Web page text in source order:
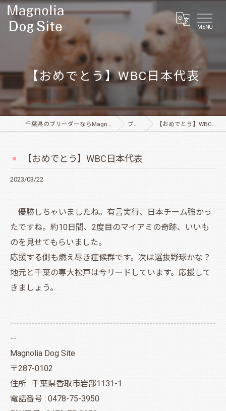
MENU
【おめでとう】WBC日本代表
千葉県のブリーダーならMagnolia Dog Site ブログ 【おめでとう】WBC日本代表
【おめでとう】WBC日本代表
2023/03/22
優勝しちゃいましたね。有言実行、日本チーム強かっ
たですね。約10日間、2度目のマイアミの奇跡、いいも
のを見せてもらいました。
応援する側も燃え尽き症候群です。次は選抜野球かな？
地元と千葉の専大松戸は今リードしています。応援して
きましょう。
--------------------------------------------------------------------
--
Magnolia Dog Site
〒287-0102
住所 : 千葉県香取市岩部1131-1
電話番号 : 0478-75-3950